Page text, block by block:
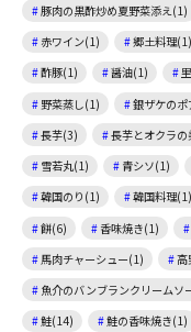
豚肉の黒酢炒め夏野菜添え(1)
赤ワイン(1)
郷土料理(1)
酢豚(1)
醤油(1)
野菜蒸し(1)
銀ザケの
長芋(3)
長芋とオクラ
雪若丸(1)
青シソ(1)
韓国のり(1)
韓国料理(1)
餅(6)
香味焼き(1)
馬肉チャーシュー(1)
高
魚介のバンブランクリームソ
鮭(14)
鮭の香味焼き(1)